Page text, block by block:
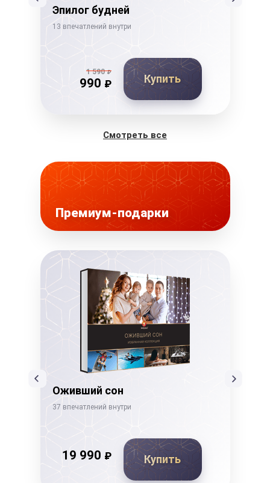
Эпилог будней
13 впечатлений внутри
1 590₽
990 ₽ Купить
Смотреть все
Премиум-подарки
Оживший сон
37 впечатлений внутри
19 990 ₽ Купить